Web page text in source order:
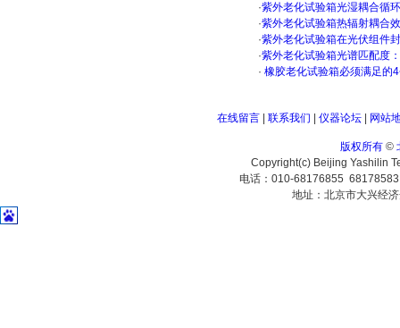
·紫外老化试验箱光湿耦合循
·紫外老化试验箱热辐射耦合
·紫外老化试验箱在光伏组件
·紫外老化试验箱光谱匹配度
· 橡胶老化试验箱必须满足的
在线留言| 联系我们 仪器论坛| 网站
版权所有©
Copyright(c) Beijing Yashilin
电话：010-68176855
地址：北京市大兴经